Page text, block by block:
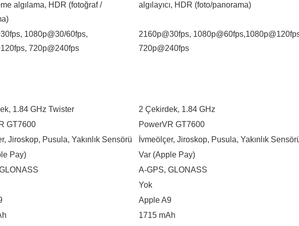
algılama, HDR (fotoğraf /
algılayıcı, HDR (foto/panorama)
1080p@30/60fps,
720p@240fps
2160p@30fps,
720p@240fps
1.84 GHz Twister
2 Çekirdek, 1.84 GHz
GT7600
PowerVR GT7600
Jiroskop, Pusula, Yakınlık Sensörü
İvmeölçer, Jiroskop, Pusula, Yakınlık
Pay)
Var (Apple Pay)
A-GPS, GLONASS
Yok
Apple A9
1715 mAh